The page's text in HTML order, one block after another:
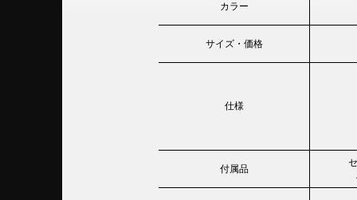
カラー
サイズ・価格
仕様
付属品